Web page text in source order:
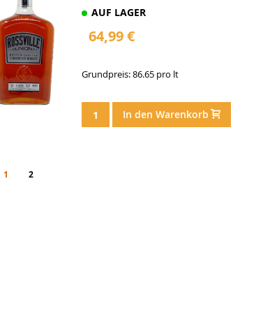
AUF LAGER
64,99 €
Grundpreis: 86.65 pro lt
In den Warenkorb
Seite
You're currently reading page
1 Seite
2